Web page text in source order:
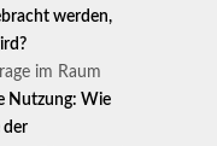
werden,
im Raum
Nutzung: Wie
der